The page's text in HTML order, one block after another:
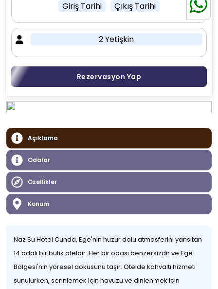
Giriş Tarihi Çıkış Tarihi
2 Yetişkin
Rezervasyon Yap
Açıklama
Odalar
Özellikler
Konum
Naz Su Hotel Cunda, Ege'nin huzur dolu atmosferini yansıtan
14 odalı bir butik oteldir. Her bir odası benzersizdir ve Ege
Bölgesi'nin yöresel dokusunu taşır. Otelde kahvaltı hizmeti
sunulurken, serinlemek için havuzu ve dinlenmek için